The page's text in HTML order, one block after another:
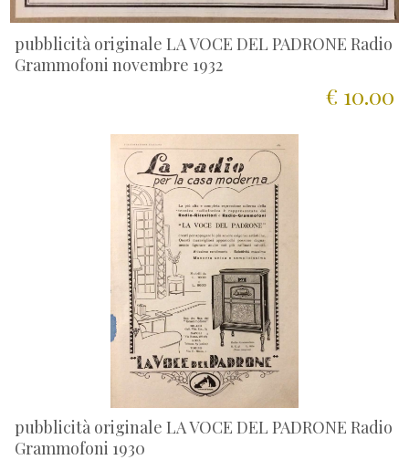
pubblicità originale LA VOCE DEL PADRONE Radio
Grammofoni novembre 1932
€ 10.00
pubblicità originale LA VOCE DEL PADRONE Radio
Grammofoni 1930